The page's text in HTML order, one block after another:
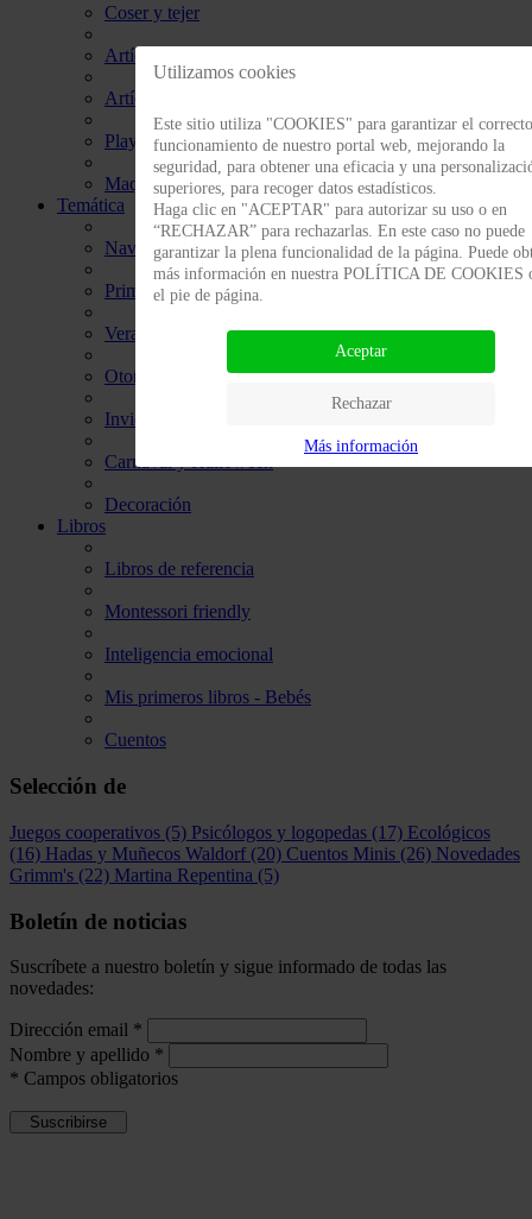
Coser y tejer
Artículos de tela para customizar
Artículos de madera para customizar
PlayMais
Maquillaje
Temática
Navidad
Primavera
Verano
Otoño
Invierno
Carnaval y Halloween
Decoración
Libros
Libros de referencia
Montessori friendly
Inteligencia emocional
Mis primeros libros - Bebés
Cuentos
Selección de
Juegos cooperativos (5) Psicólogos y logopedas (17) Ecológicos
(16) Hadas y Muñecos Waldorf (20) Cuentos Minis (26) Novedades
Grimm's (22) Martina Repentina (5)
Boletín de noticias
Suscríbete a nuestro boletín y sigue informado de todas las
novedades:
Dirección email *
Nombre y apellido *
* Campos obligatorios
Utilizamos cookies
Este sitio utiliza "COOKIES" para garantizar el correcto
funcionamiento de nuestro portal web, mejorando la
seguridad, para obtener una eficacia y una
superiores, para recoger datos estadísticos.
Haga clic en "ACEPTAR" para autorizar su uso o en
“RECHAZAR” para rechazarlas. En este caso no puede
garantizar la plena funcionalidad de la página. Puede
más información en nuestra POLÍTICA DE COOKIES
el pie de página.
Aceptar
Rechazar
Más información